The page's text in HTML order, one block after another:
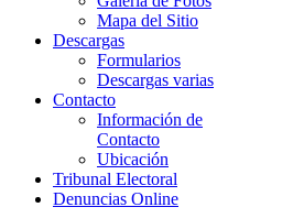
Mapa del Sitio
Descargas
Formularios
Descargas varias
Contacto
Información de
Contacto
Ubicación
Tribunal Electoral
Denuncias Online